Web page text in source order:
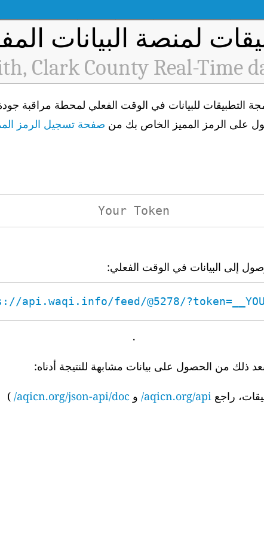
لمنصة البيانات
Clark County Real-Time
صفحة تسجيل الرمز
api.waqi.info/feed/@5278/
.
من الحصول على بيانات مشابهة للنتيجة أدناه:
راجع aqicn.org/api/ و aqicn.org/json-api/doc/
)